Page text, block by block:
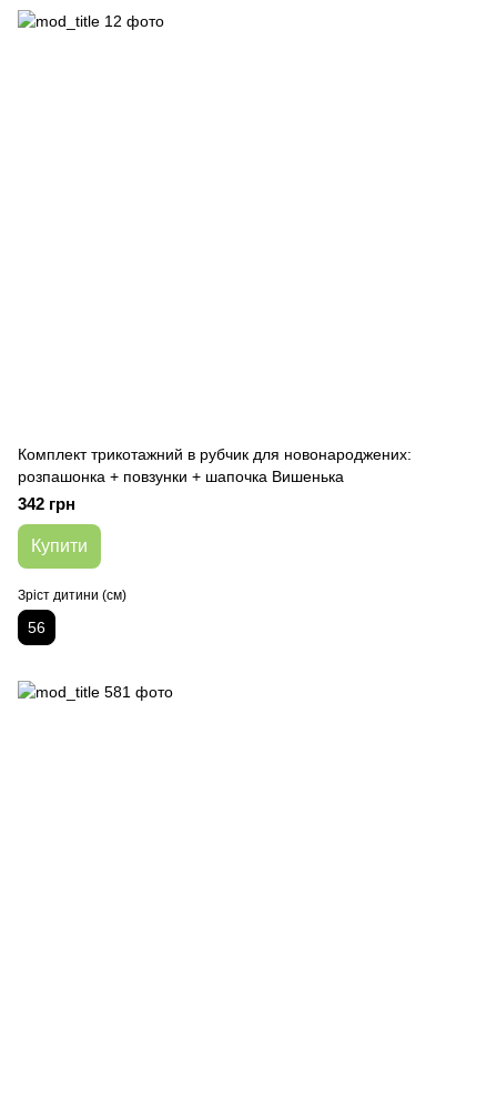
Комплект трикотажний в рубчик для новонароджених:
розпашонка + повзунки + шапочка Вишенька
342 грн
Купити
Зріст дитини (см)
56